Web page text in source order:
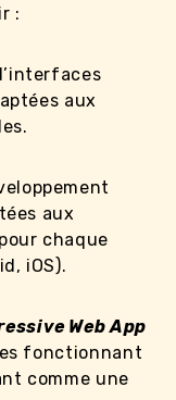
:
aux
aux
chaque
iOS).
Web App
fonctionnant
comme une